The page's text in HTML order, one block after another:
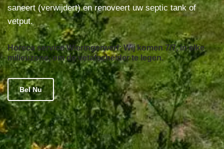
saneert (verwijdert) en renoveert uw septic tank of
vetput.
Horeca service Wieringerwerf: Wij komen 7/7, in elke
milieuzone, om de vetafscheider te legen.
Bel Nu